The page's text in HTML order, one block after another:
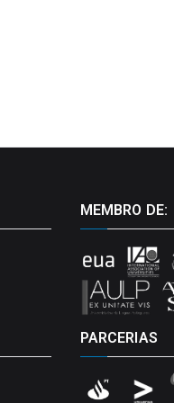
MEMBRO DE:
PARCERIAS